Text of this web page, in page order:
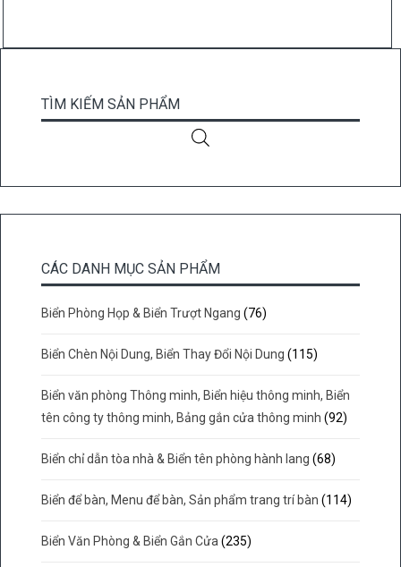
Các
tùy
thể
được
trên
trang
TÌM KIẾM SẢN PHẨM
CÁC DANH MỤC SẢN PHẨM
Biển Phòng Họp & Biển Trượt Ngang (76)
Biển Chèn Nội Dung, Biển Thay Đổi Nội Dung (115)
Biển văn phòng Thông minh, Biển hiệu thông minh, Biển
tên công ty thông minh, Bảng gắn cửa thông minh (92)
Biển chỉ dẫn tòa nhà & Biển tên phòng hành lang (68)
Biển để bàn, Menu để bàn, Sản phẩm trang trí bàn (114)
Biển Văn Phòng & Biển Gắn Cửa (235)